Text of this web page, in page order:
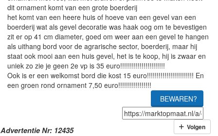
dit ornament komt van een grote boerderij
het komt van een heere huis of hoeve van een gevel van een
boerderij wat als gevel decoratie was haak oog om te bevestigen
zit er op 41 cm diameter, goed om weer aan een gevel te hangen
als uithang bord voor de agrarische sector, boerderij, maar hij
staat ook mooi aan een huis gevel, het is te koop, hij is zwaar en
uniek zo zie je geen 2e vp is 35 euro!!!!!!!!!!!!!!!!!!!!!!!
Ook is er een welkomst bord die kost 15 euro!!!!!!!!!!!!!!!!!!!!!!!! En
een groen rond ornament 7,50 euro!!!!!!!!!!!!!!!!!
BEWAREN?
Advertentie Nr: 12435 Volgen